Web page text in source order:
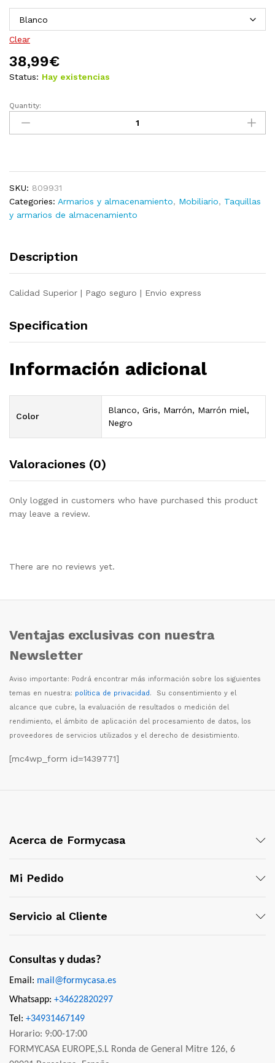
Clear
38,99€
Status: Hay existencias
Armario
auxiliar
madera
35,5x33,5x76
cm
quantity
Quantity:
SKU: 809931
Categories: Armarios y almacenamiento, Mobiliario, Taquillas
y armarios de almacenamiento
Description
Calidad Superior | Pago seguro | Envio express
Specification
Información adicional
Color
Blanco, Gris, Marrón, Marrón miel,
Negro
Valoraciones (0)
Only logged in customers who have purchased this product
may leave a review.
There are no reviews yet.
Ventajas exclusivas con nuestra
Newsletter
Aviso importante: Podrá encontrar más información sobre los siguientes
temas en nuestra: política de privacidad. Su consentimiento y el
alcance que cubre, la evaluación de resultados o medición del
rendimiento, el ámbito de aplicación del procesamiento de datos, los
proveedores de servicios utilizados y el derecho de desistimiento.
[mc4wp_form id=1439771]
Acerca de Formycasa
Mi Pedido
Servicio al Cliente
Consultas y dudas?
Email: mail@formycasa.es
Whatsapp: +34622820297
Tel: +34931467149
Horario: 9:00-17:00
FORMYCASA EUROPE,S.L Ronda de General Mitre 126, 6